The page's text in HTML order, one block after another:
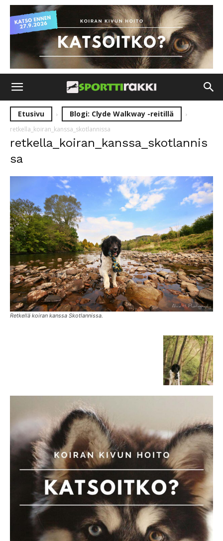
Etusivu Blogi: Clyde Walkway -reitillä
retkella_koiran_kanssa_skotlannissa
retkella_koiran_kanssa_skotlannis
sa
Retkellä koiran kanssa Skotlannissa.